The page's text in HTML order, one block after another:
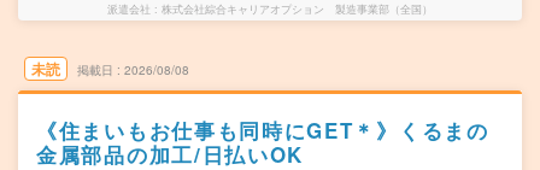
派遣会社 株式会社綜合キャリアオプション 製造事業部（全国）
未読 掲載日 2026/08/08
《住まいもお仕事も同時にGET＊》くるまの
金属部品の加工/日払いOK